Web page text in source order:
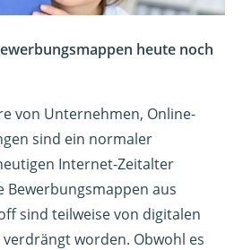
heute noch
von Unternehmen, Online-
sind ein normaler
Internet-Zeitalter
Bewerbungsmappen aus
sind teilweise von digitalen
worden. Obwohl es